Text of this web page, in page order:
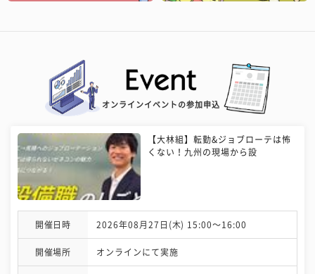
オンラインイベントの参加申込
【大林組】転勤&ジョブローテは怖
くない！九州の現場から設
開催日時 2026年08月27日(木) 15:00〜16:00
開催場所 オンラインにて実施